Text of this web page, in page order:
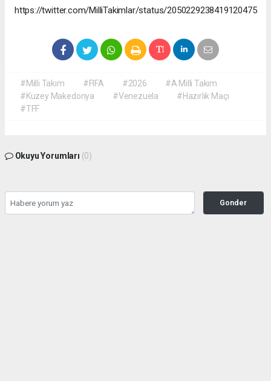
https://twitter.com/MilliTakimlar/status/2050229238419120475
#Milli Takım #FIFA #2026
#A Milli Takım
#Kuzey Makedonya
#Venezuela
#Hazırlık Maçı
#TFF
Okuyu Yorumları (0)
Gonder